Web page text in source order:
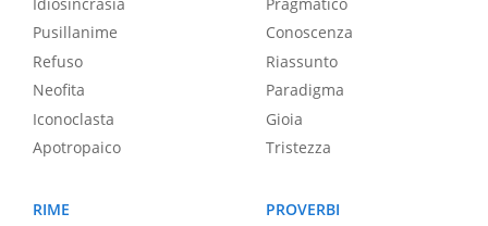
Pusillanime
Refuso
Neofita
Iconoclasta
Apotropaico
Conoscenza
Riassunto
Paradigma
Gioia
Tristezza
RIME
PROVERBI